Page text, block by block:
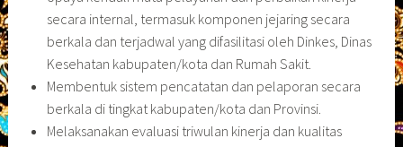
secara internal, termasuk komponen jejaring secara
berkala dan terjadwal yang difasilitasi oleh Dinkes, Dinas
Kesehatan kabupaten/kota dan Rumah Sakit.
Membentuk sistem pencatatan dan pelaporan secara
berkala di tingkat kabupaten/kota dan Provinsi.
Melaksanakan evaluasi triwulan kinerja dan kualitas